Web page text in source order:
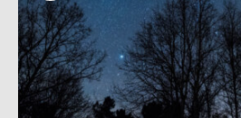
Précéden